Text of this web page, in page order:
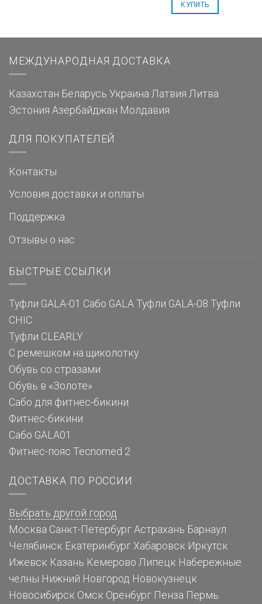
КУПИТЬ
МЕЖДУНАРОДНАЯ ДОСТАВКА
Казахстан Беларусь Украина Латвия Литва
Эстония Азербайджан Молдавия
ДЛЯ ПОКУПАТЕЛЕЙ
Контакты
Условия доставки и оплаты
Поддержка
Отзывы о нас
БЫСТРЫЕ ССЫЛКИ
Туфли GALA-01 Сабо GALA Туфли GALA-08 Туфли
CHIC
Туфли CLEARLY
С ремешком на щиколотку
Обувь со стразами
Обувь в «Золоте»
Сабо для фитнес-бикини
Фитнес-бикини
Сабо GALA01
Фитнес-пояс Tecnomed 2
ДОСТАВКА ПО РОССИИ
Выбрать другой город
Москва Санкт-Петербург Астрахань Барнаул
Челябинск Екатеринбург Хабаровск Иркутск
Ижевск Казань Кемерово Липецк Набережные
челны Нижний Новгород Новокузнецк
Новосибирск Омск Оренбург Пенза Пермь